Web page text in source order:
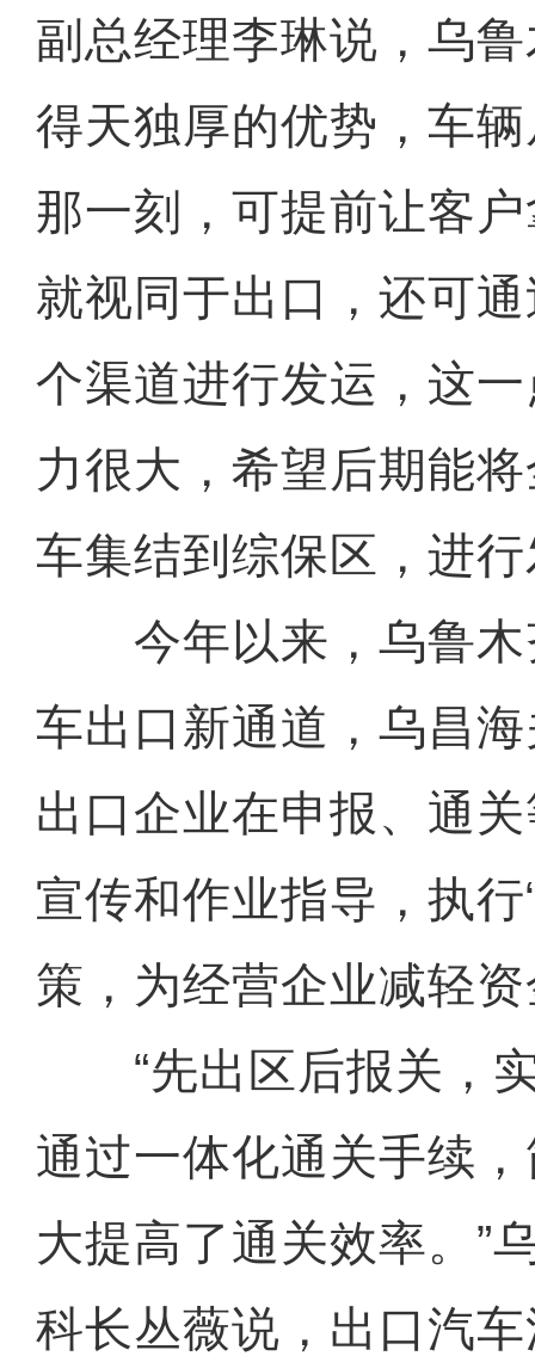
副总经理李琳说，乌
得天独厚的优势，车
那一刻，可提前让客
就视同于出口，还可
个渠道进行发运，这
力很大，希望后期能
车集结到综保区，进
今年以来，乌鲁木
车出口新通道，乌昌
出口企业在申报、通
宣传和作业指导，执行
策，为经营企业减轻
“先出区后报关，实
通过一体化通关手续
大提高了通关效率。”
科长丛薇说，出口汽